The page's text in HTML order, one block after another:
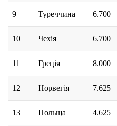
9 Туреччина 6.700
10 Чехія 6.700
11 Греція 8.000
12 Норвегія 7.625
13 Польща 4.625